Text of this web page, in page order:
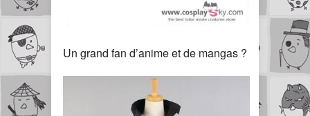
Un grand fan d’anime et de mangas ?